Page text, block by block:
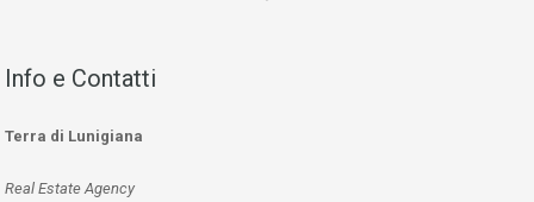
Info e Contatti
Terra di Lunigiana
Real Estate Agency